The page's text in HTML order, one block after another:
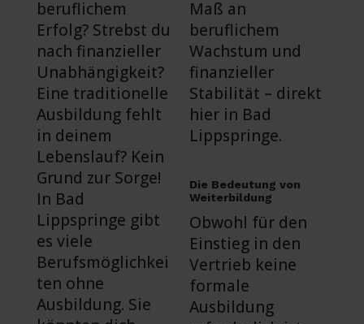
beruflichem
Erfolg? Strebst du
nach finanzieller
Unabhängigkeit?
Eine traditionelle
Ausbildung fehlt
in deinem
Lebenslauf? Kein
Grund zur Sorge!
In Bad
Lippspringe gibt
es viele
Berufsmöglichkei
ten ohne
Ausbildung. Sie
Maß an
beruflichem
Wachstum und
finanzieller
Stabilität – direkt
hier in Bad
Lippspringe.
Die Bedeutung von
Weiterbildung
Obwohl für den
Einstieg in den
Vertrieb keine
formale
Ausbildung